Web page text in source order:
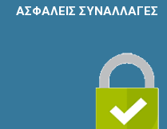
ΑΣΦΑΛΕΙΣ ΣΥΝΑΛΛΑΓΕΣ